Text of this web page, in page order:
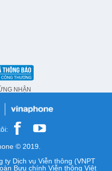
NHẬN
© 2019.
ty Dịch vụ Viễn thông (VNPT
Bưu chính Viễn thông Việt